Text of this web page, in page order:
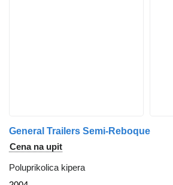
General Trailers Semi-Reboque
Cena na upit
Poluprikolica kipera